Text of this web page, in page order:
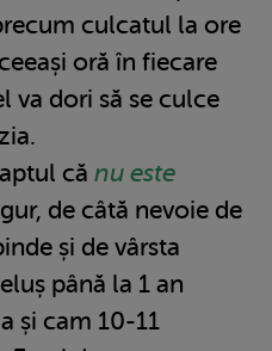
culcatul la ore
oră în fiecare
va dori să se culce
că nu este
de câtă nevoie de
și de vârsta
până la 1 an
și cam 10-11